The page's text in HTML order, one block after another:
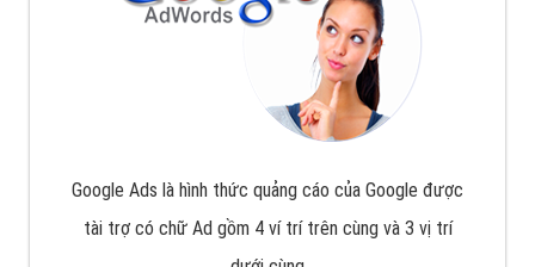
Google Ads là hình thức quảng cáo của Google được
tài trợ có chữ Ad gồm 4 ví trí trên cùng và 3 vị trí